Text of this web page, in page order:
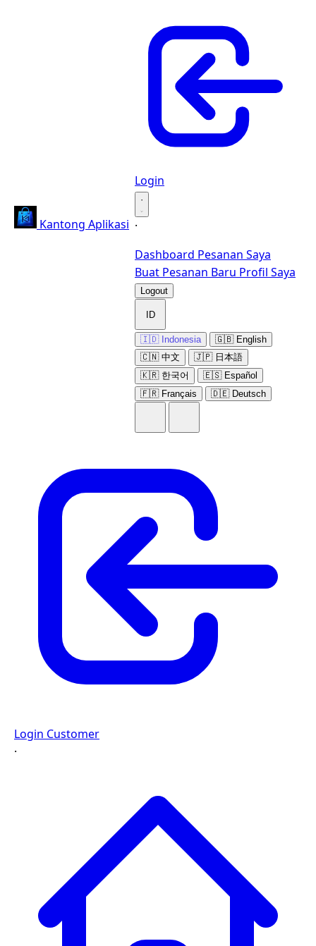
Kantong Aplikasi
Login
·
·
Dashboard Pesanan Saya
Buat Pesanan Baru Profil Saya
Logout
ID
🇮🇩 Indonesia
🇬🇧 English
🇨🇳 中文
🇯🇵 日本語
🇰🇷 한국어
🇪🇸 Español
🇫🇷 Français
🇩🇪 Deutsch
Login Customer
·